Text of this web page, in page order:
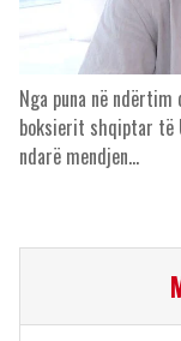
Nga puna në
boksierit shqiptar të
ndarë mendjen…